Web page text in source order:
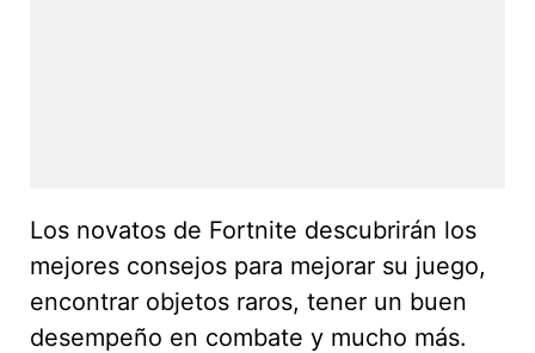
Los novatos de Fortnite descubrirán los
mejores consejos para mejorar su juego,
encontrar objetos raros, tener un buen
desempeño en combate y mucho más.